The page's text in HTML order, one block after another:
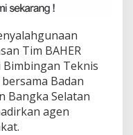
Tim BAHER
Teknis
Badan
Bangka Selatan
agen